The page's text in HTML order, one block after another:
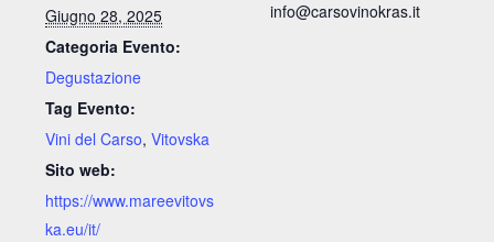
Giugno 28, 2025
Categoria Evento:
Degustazione
Tag Evento:
Vini del Carso, Vitovska
Sito web:
https://www.mareevitovs
ka.eu/it/
info@carsovinokras.it